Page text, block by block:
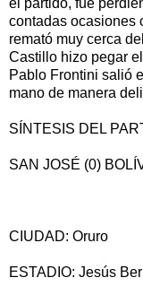
contadas ocasiones
remató muy cerca
Castillo hizo pegar
Pablo Frontini salió
mano de manera
SÍNTESIS DEL
SAN JOSÉ (0)
CIUDAD: Oruro
ESTADIO: Jesús